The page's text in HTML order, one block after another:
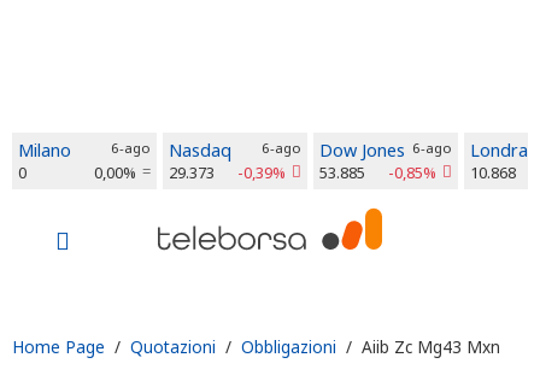
Milano 6-ago
0 0,00%
Nasdaq 6-ago
29.373 -0,39%
Dow Jones 6-ago
53.885 -0,85%
Londra
10.868
Home Page / Quotazioni / Obbligazioni / Aiib Zc Mg43 Mxn